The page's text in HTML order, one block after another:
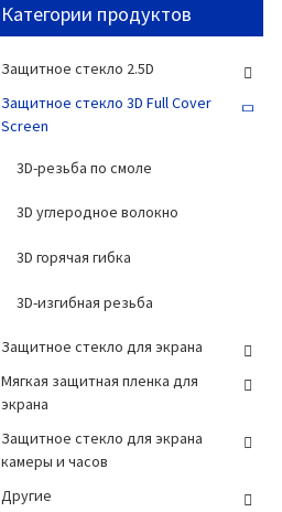
Категории продуктов
Защитное стекло 2.5D
Защитное стекло 3D Full Cover
Screen
3D-резьба по смоле
3D углеродное волокно
3D горячая гибка
3D-изгибная резьба
Защитное стекло для экрана
Мягкая защитная пленка для
экрана
Защитное стекло для экрана
камеры и часов
Другие